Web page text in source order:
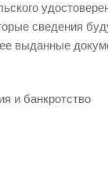
сведения
выданные
и банкротство